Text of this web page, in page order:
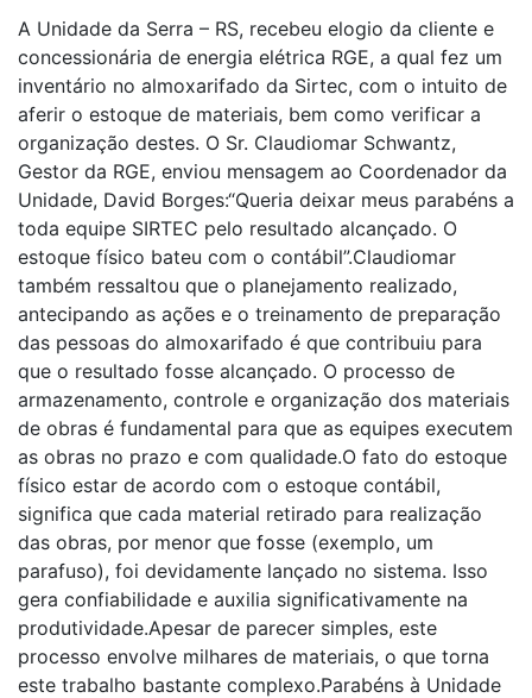
A Unidade da Serra – RS, recebeu elogio da cliente e
concessionária de energia elétrica RGE, a qual fez um
inventário no almoxarifado da Sirtec, com o intuito de
aferir o estoque de materiais, bem como verificar a
organização destes. O Sr. Claudiomar Schwantz,
Gestor da RGE, enviou mensagem ao Coordenador da
Unidade, David Borges:“Queria deixar meus parabéns a
toda equipe SIRTEC pelo resultado alcançado. O
estoque físico bateu com o contábil”.Claudiomar
também ressaltou que o planejamento realizado,
antecipando as ações e o treinamento de preparação
das pessoas do almoxarifado é que contribuiu para
que o resultado fosse alcançado. O processo de
armazenamento, controle e organização dos materiais
de obras é fundamental para que as equipes executem
as obras no prazo e com qualidade.O fato do estoque
físico estar de acordo com o estoque contábil,
significa que cada material retirado para realização
das obras, por menor que fosse (exemplo, um
parafuso), foi devidamente lançado no sistema. Isso
gera confiabilidade e auxilia significativamente na
produtividade.Apesar de parecer simples, este
processo envolve milhares de materiais, o que torna
este trabalho bastante complexo.Parabéns à Unidade